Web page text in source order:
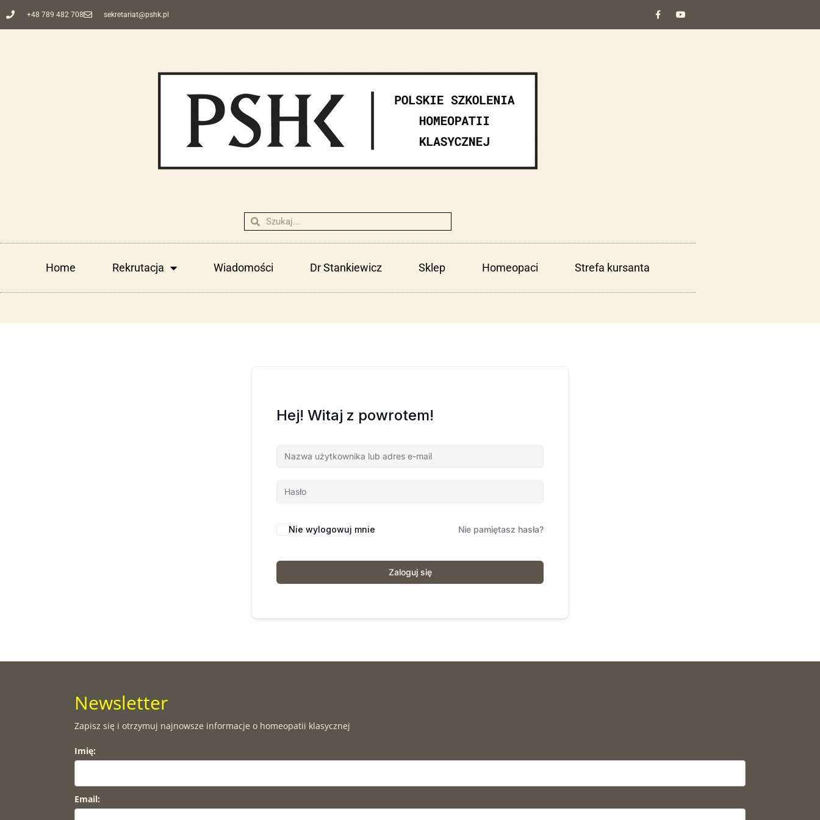
+48 789 482 708 sekretariat@pshk.pl
Home Rekrutacja Wiadomości Dr Stankiewicz Sklep Homeopaci Strefa kursanta
Hej! Witaj z powrotem!
Nie wylogowuj mnie Nie pamiętasz hasła?
Zaloguj się
Newsletter
Zapisz się i otrzymuj najnowsze informacje o homeopatii klasycznej
Imię:
Email: